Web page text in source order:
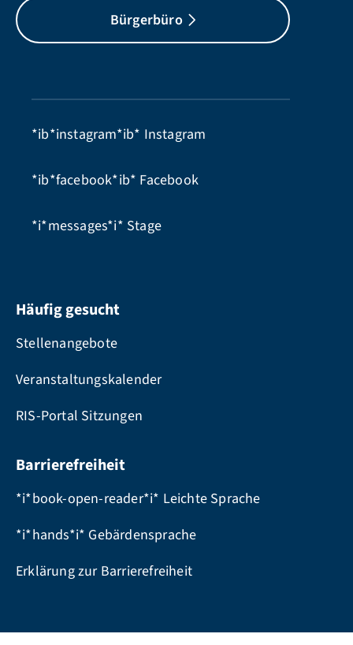
Bürgerbüro
*ib*instagram*ib* Instagram
*ib*facebook*ib* Facebook
*i*messages*i* Stage
Häufig gesucht
Stellenangebote
Veranstaltungskalender
RIS-Portal Sitzungen
Barrierefreiheit
*i*book-open-reader*i* Leichte Sprache
*i*hands*i* Gebärdensprache
Erklärung zur Barrierefreiheit